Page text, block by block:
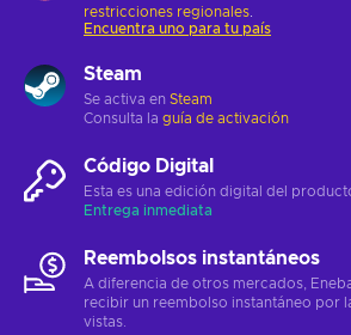
restricciones regionales
Encuentra uno para tu país
Steam
Se activa en Steam
Consulta la guía de activación
Código Digital
Esta es una edición digital del
Entrega inmediata
Reembolsos instantáneos
A diferencia de otros mercados,
recibir un reembolso instantáneo por
vistas.